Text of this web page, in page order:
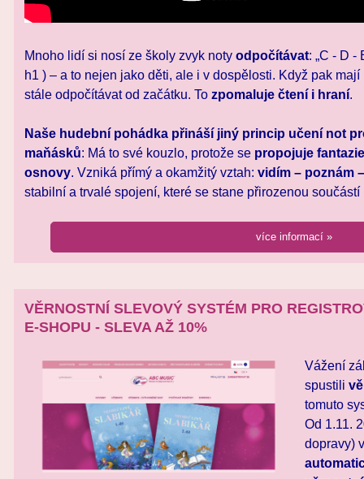
Mnoho lidí si nosí ze školy zvyk noty odpočítávat: „C - D -
h1 ) – a to nejen jako děti, ale i v dospělosti. Když pak
stále odpočítávat od začátku. To zpomaluje čtení i hraní.
Naše hudební pohádka přináší jiný princip učení not
maňásků: Má to své kouzlo, protože se propojuje
osnovy. Vzniká přímý a okamžitý vztah: vidím – poznám
stabilní a trvalé spojení, které se stane přirozenou
více informací »
VĚRNOSTNÍ SLEVOVÝ SYSTÉM PRO
E-SHOPU - SLEVA AŽ 10%
Vážení
spustili
tomuto
Od 1.11.
dopravy)